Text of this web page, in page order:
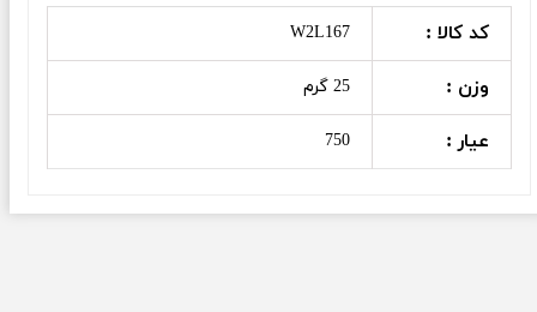
کد کالا : W2L167
وزن : 25 گرم
عیار : 750